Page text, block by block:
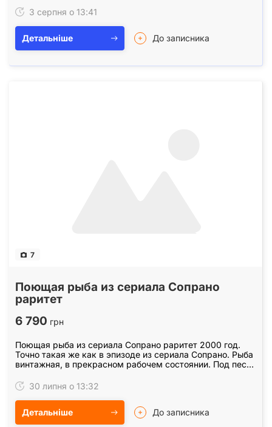
3 серпня о 13:41
Детальніше До записника
7
Поющая рыба из сериала Сопрано
раритет
6 790 грн
Поющая рыба из сериала Сопрано раритет 2000 год.
Точно такая же как в эпизоде из сериала Сопрано. Рыба
винтажная, в прекрасном рабочем состоянии. Под песни
30 липня о 13:32
Детальніше До записника